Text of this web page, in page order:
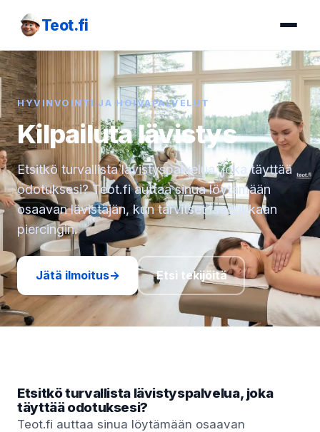
Teot.fi
HYVINVOINTI JA HOIVAPALVELUT
Kilpailuta lävistys
Etsitkö turvallista lävistyspalvelua, joka täyttää
odotuksesi? Teot.fi auttaa sinua löytämään
osaavan lävistäjän, kun tarvitset laadukkaan
piercingin.
Jätä ilmoitus→ Etsi tekijöitä
Etsitkö turvallista lävistyspalvelua, joka
täyttää odotuksesi?
Teot.fi auttaa sinua löytämään osaavan